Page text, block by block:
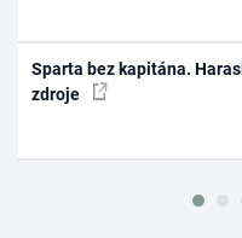
Sparta bez kapitána.
zdroje